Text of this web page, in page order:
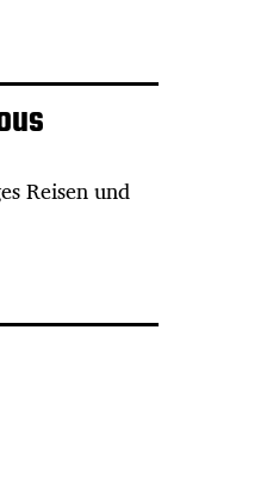
Reisen und